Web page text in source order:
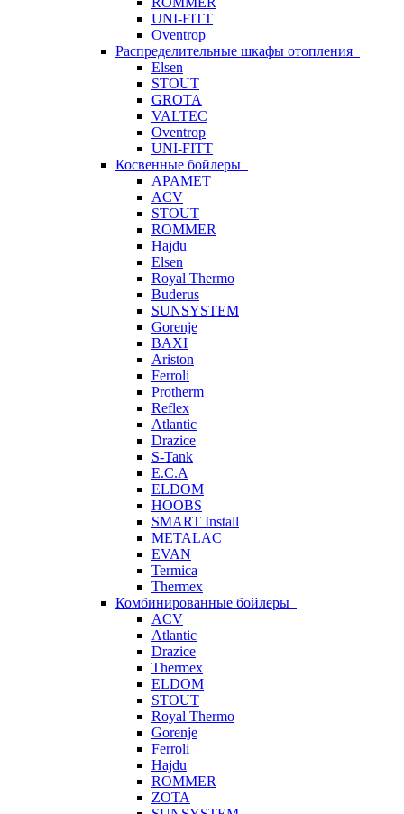
UNI-FITT
Oventrop
Распределительные шкафы отопления
Elsen
STOUT
GROTA
VALTEC
Oventrop
UNI-FITT
Косвенные бойлеры
APAMET
ACV
STOUT
ROMMER
Hajdu
Elsen
Royal Thermo
Buderus
SUNSYSTEM
Gorenje
BAXI
Ariston
Ferroli
Protherm
Reflex
Atlantic
Drazice
S-Tank
E.C.A
ELDOM
HOOBS
SMART Install
METALAC
EVAN
Termica
Thermex
Комбинированные бойлеры
ACV
Atlantic
Drazice
Thermex
ELDOM
STOUT
Royal Thermo
Gorenje
Ferroli
Hajdu
ROMMER
ZOTA